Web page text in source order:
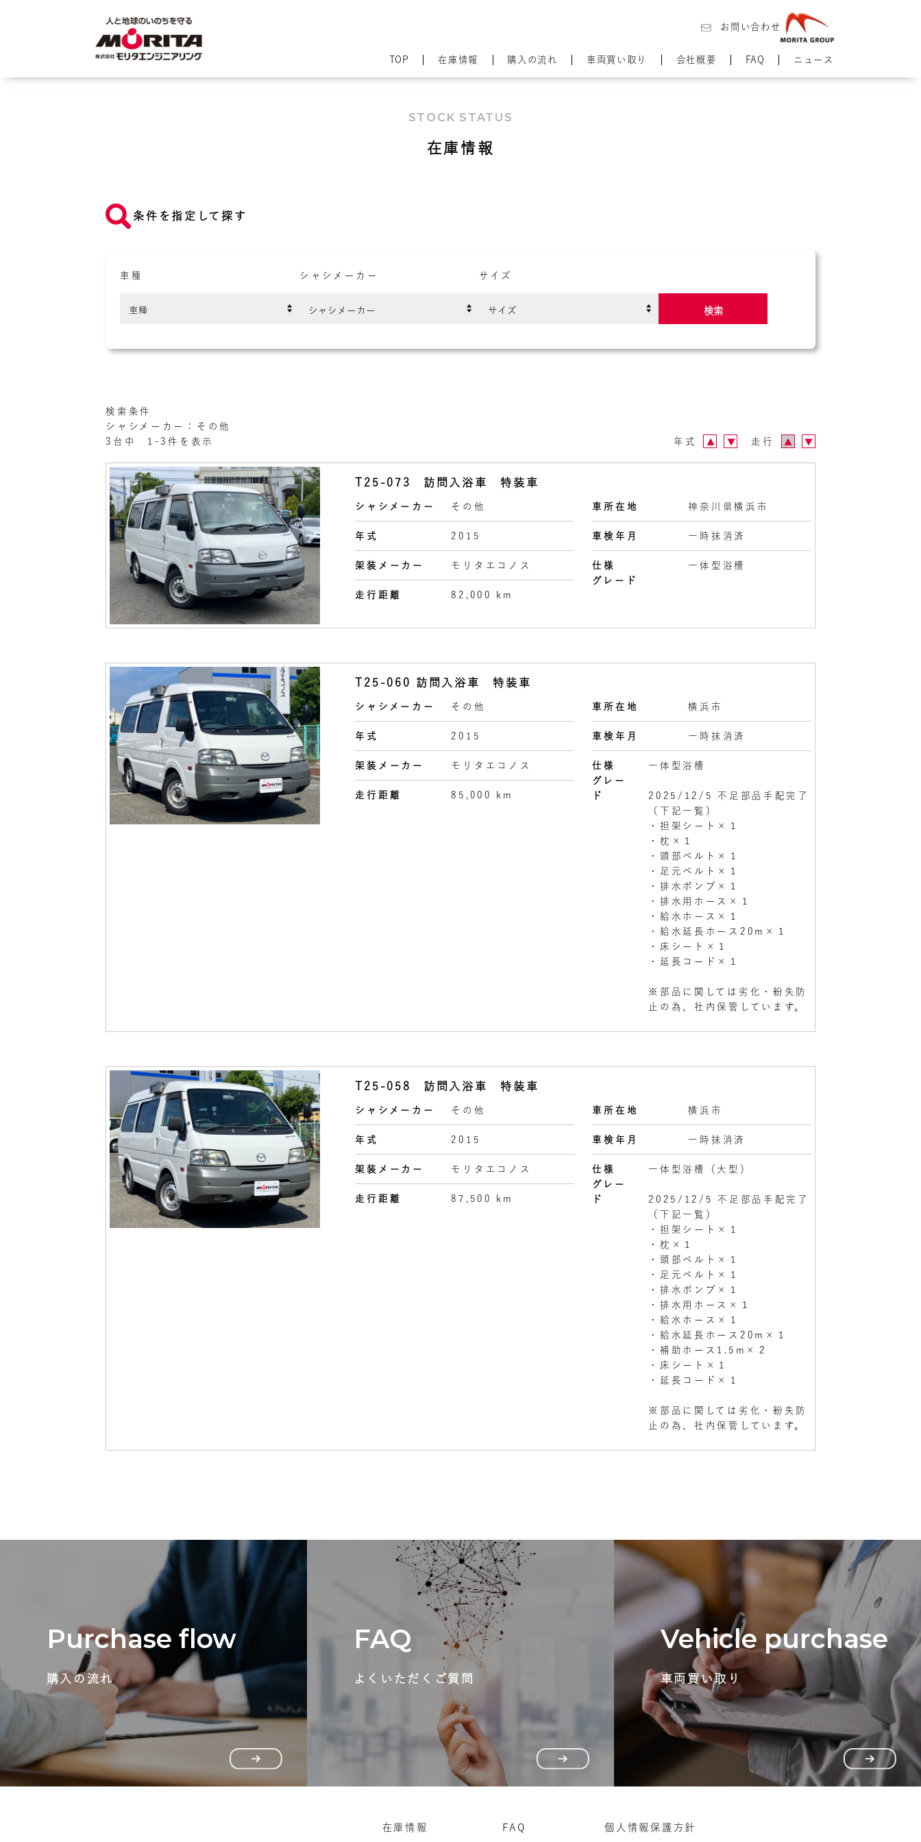
お問い合わせ
TOP 在庫情報 購入の流れ 車両買い取り 会社概要 FAQ ニュース
STOCK STATUS
在庫情報
条件を指定して探す
車種 シャシメーカー サイズ
検索
検索条件
シャシメーカー：その他
3台中 1-3件を表示
年式 ▲ ▼ 走行 ▲ ▼
T25-073 訪問入浴車 特装車
シャシメーカー その他
年式 2015
架装メーカー モリタエコノス
走行距離 82,000 km
車所在地 神奈川県横浜市
車検年月 一時抹消済
仕様
グレード
一体型浴槽
T25-060 訪問入浴車 特装車
シャシメーカー その他
年式 2015
架装メーカー モリタエコノス
走行距離 85,000 km
車所在地 横浜市
車検年月 一時抹消済
仕様
グレー
ド
一体型浴槽
2025/12/5 不足部品手配完了
（下記一覧）
・担架シート×１
・枕×１
・頭部ベルト×１
・足元ベルト×１
・排水ポンプ×１
・排水用ホース×１
・給水ホース×１
・給水延長ホース20m×１
・床シート×１
・延長コード×１
※部品に関しては劣化・紛失防
止の為、社内保管しています。
T25-058 訪問入浴車 特装車
シャシメーカー その他
年式 2015
架装メーカー モリタエコノス
走行距離 87,500 km
車所在地 横浜市
車検年月 一時抹消済
仕様
グレー
ド
一体型浴槽（大型）
2025/12/5 不足部品手配完了
（下記一覧）
・担架シート×１
・枕×１
・頭部ベルト×１
・足元ベルト×１
・排水ポンプ×１
・排水用ホース×１
・給水ホース×１
・給水延長ホース20m×１
・補助ホース1.5m×２
・床シート×１
・延長コード×１
※部品に関しては劣化・紛失防
止の為、社内保管しています。
Purchase flow
購入の流れ
FAQ
よくいただくご質問
Vehicle purchase
車両買い取り
在庫情報 FAQ 個人情報保護方針